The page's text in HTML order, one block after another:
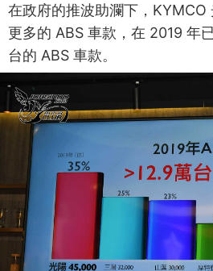
在政府的推波助瀾下，KYMCO
更多的 ABS 車款，在 2019 年
台的 ABS 車款。